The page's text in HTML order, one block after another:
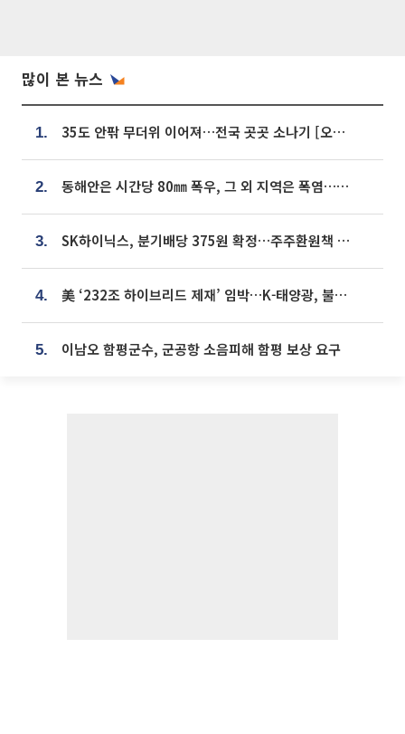
많이 본 뉴스
1. 35도 안팎 무더위 이어져…전국 곳곳 소나기 [오늘 날씨]
2. 동해안은 시간당 80㎜ 폭우, 그 외 지역은 폭염…‘극과 극 날씨’
3. SK하이닉스, 분기배당 375원 확정…주주환원책 9월로 앞당겨 발표
4. 美 ‘232조 하이브리드 제재’ 임박…K-태양광, 불확실성 털고 날개 다나
5. 이남오 함평군수, 군공항 소음피해 함평 보상 요구